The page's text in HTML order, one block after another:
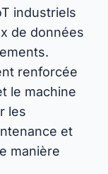
industriels
de données
renforcée
le machine
les
et
manière